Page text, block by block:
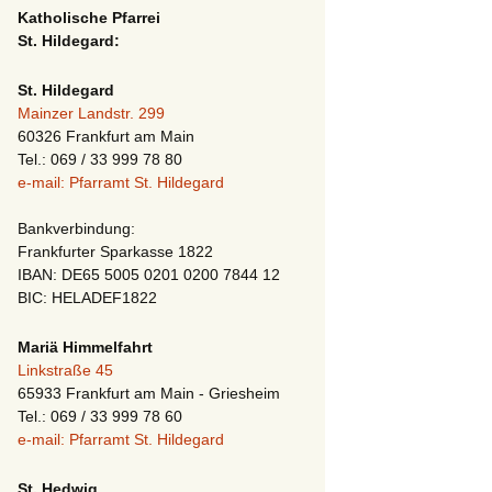
Katholische Pfarrei
St. Hildegard:
St. Hildegard
Mainzer Landstr. 299
60326 Frankfurt am Main
Tel.: 069 / 33 999 78 80
e-mail: Pfarramt St. Hildegard
Bankverbindung:
Frankfurter Sparkasse 1822
IBAN: DE65 5005 0201 0200 7844 12
BIC: HELADEF1822
Mariä Himmelfahrt
Linkstraße 45
65933 Frankfurt am Main - Griesheim
Tel.: 069 / 33 999 78 60
e-mail: Pfarramt St. Hildegard